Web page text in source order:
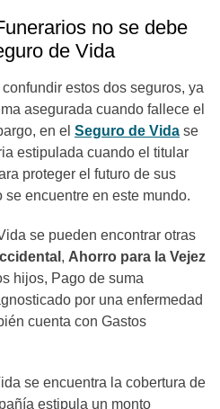
no se debe
de Vida
estos dos seguros, ya
asegurada cuando fallece el
en el Seguro de Vida se
estipulada cuando el titular
proteger el futuro de sus
encuentre en este mundo.
se pueden encontrar otras
, Ahorro para la Vejez
hijos, Pago de suma
por una enfermedad
cuenta con Gastos
se encuentra la cobertura de
estipula un monto